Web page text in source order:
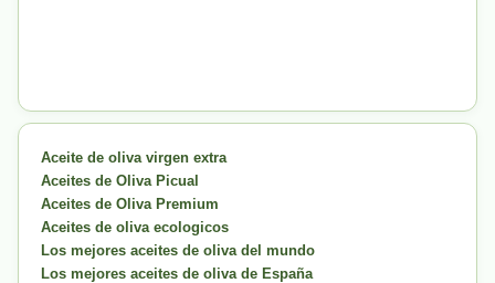
Aceite de oliva virgen extra
Aceites de Oliva Picual
Aceites de Oliva Premium
Aceites de oliva ecologicos
Los mejores aceites de oliva del mundo
Los mejores aceites de oliva de España